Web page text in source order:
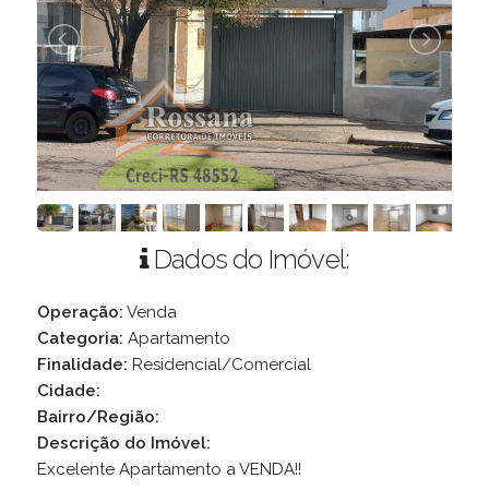
Dados do Imóvel:
Operação: Venda
Categoria: Apartamento
Finalidade: Residencial/Comercial
Cidade:
Bairro/Região:
Descrição do Imóvel:
Excelente Apartamento a VENDA!!